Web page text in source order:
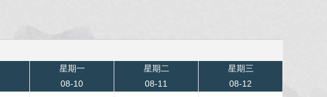
星期一
08-10
星期二
08-11
星期三
08-12